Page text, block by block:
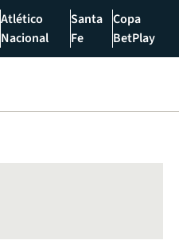
Atlético
Nacional
Santa
Fe
Copa
BetPlay